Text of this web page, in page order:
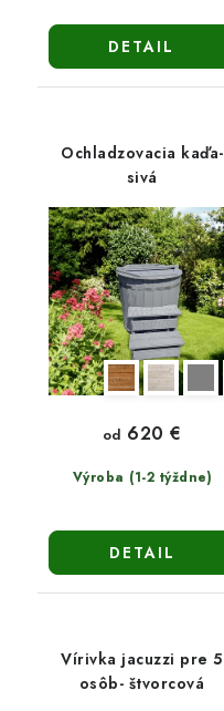
DETAIL
Ochladzovacia kaďa-
sivá
Výroba (1-2 týždne)
od 620 €
DETAIL
Vírivka jacuzzi pre 5
osôb- štvorcová